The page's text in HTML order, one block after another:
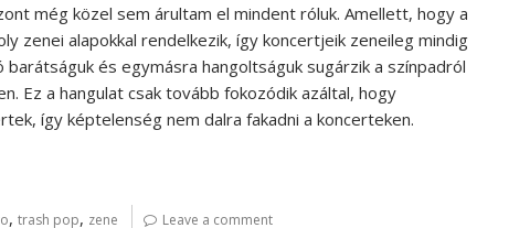
még közel sem árultam el mindent róluk. Amellett, hogy a
zenei alapokkal rendelkezik, így koncertjeik zeneileg mindig
és egymásra hangoltságuk sugárzik a színpadról
Ez a hangulat csak tovább fokozódik azáltal, hogy
így képtelenség nem dalra fakadni a koncerteken.
, trash pop, zene Leave a comment